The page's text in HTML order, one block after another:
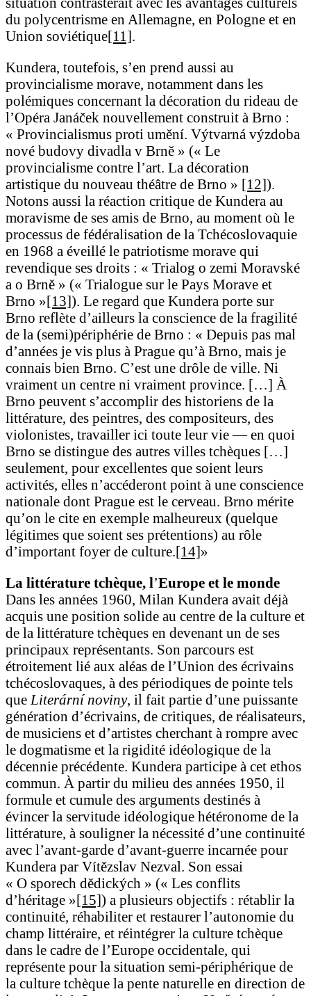
du polycentrisme en Allemagne, en Pologne et en
Union soviétique[11].
Kundera, toutefois, s’en prend aussi au
provincialisme morave, notamment dans les
polémiques concernant la décoration du rideau de
l’Opéra Janáček nouvellement construit à Brno :
« Provincialismus proti umění. Výtvarná výzdoba
nové budovy divadla v Brně » (« Le
provincialisme contre l’art. La décoration
artistique du nouveau théâtre de Brno » [12]).
Notons aussi la réaction critique de Kundera au
moravisme de ses amis de Brno, au moment où le
processus de fédéralisation de la Tchécoslovaquie
en 1968 a éveillé le patriotisme morave qui
revendique ses droits : « Trialog o zemi Moravské
a o Brně » (« Trialogue sur le Pays Morave et
Brno »[13]). Le regard que Kundera porte sur
Brno reflète d’ailleurs la conscience de la fragilité
de la (semi)périphérie de Brno : « Depuis pas mal
d’années je vis plus à Prague qu’à Brno, mais je
connais bien Brno. C’est une drôle de ville. Ni
vraiment un centre ni vraiment province. […] À
Brno peuvent s’accomplir des historiens de la
littérature, des peintres, des compositeurs, des
violonistes, travailler ici toute leur vie — en quoi
Brno se distingue des autres villes tchèques […]
seulement, pour excellentes que soient leurs
activités, elles n’accéderont point à une conscience
nationale dont Prague est le cerveau. Brno mérite
qu’on le cite en exemple malheureux (quelque
légitimes que soient ses prétentions) au rôle
d’important foyer de culture.[14]»
La littérature tchèque, l’Europe et le monde
Dans les années 1960, Milan Kundera avait déjà
acquis une position solide au centre de la culture et
de la littérature tchèques en devenant un de ses
principaux représentants. Son parcours est
étroitement lié aux aléas de l’Union des écrivains
tchécoslovaques, à des périodiques de pointe tels
que Literární noviny, il fait partie d’une puissante
génération d’écrivains, de critiques, de réalisateurs,
de musiciens et d’artistes cherchant à rompre avec
le dogmatisme et la rigidité idéologique de la
décennie précédente. Kundera participe à cet ethos
commun. À partir du milieu des années 1950, il
formule et cumule des arguments destinés à
évincer la servitude idéologique hétéronome de la
littérature, à souligner la nécessité d’une continuité
avec l’avant-garde d’avant-guerre incarnée pour
Kundera par Vítězslav Nezval. Son essai
« O sporech dědických » (« Les conflits
d’héritage »[15]) a plusieurs objectifs : rétablir la
continuité, réhabiliter et restaurer l’autonomie du
champ littéraire, et réintégrer la culture tchèque
dans le cadre de l’Europe occidentale, qui
représente pour la situation semi-périphérique de
la culture tchèque la pente naturelle en direction de